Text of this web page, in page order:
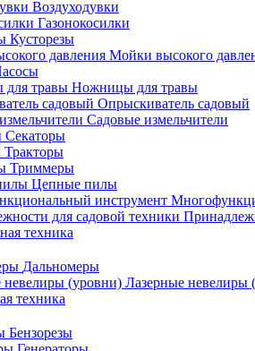
Воздуходувки
Газонокосилки
Кусторезы
Мойки высокого
Ножницы для травы
Опрыскиватель садовый
Садовые измельчители
Секаторы
Тракторы
Триммеры
Цепные пилы
техника
Дальномеры
Лазерные невелиры
техника
Бензорезы